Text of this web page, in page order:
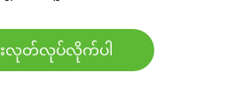
းလုတ်လုပ်လိုက်ပါ